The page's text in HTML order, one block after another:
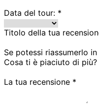
Data del tour: *
Titolo della tua
Se potessi riassumerlo
Cosa ti è piaciuto di più?
La tua recensione *